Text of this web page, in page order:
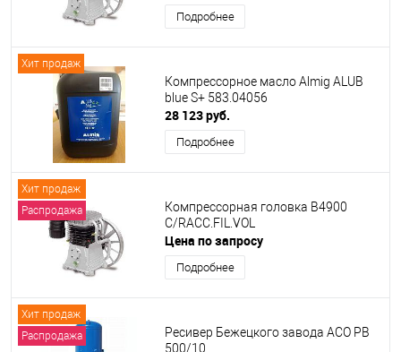
Подробнее
Хит продаж
Компрессорное масло Almig ALUB
blue S+ 583.04056
28 123 руб.
Подробнее
Хит продаж
Распродажа
Компрессорная головка B4900
C/RACC.FIL.VOL
Цена по запросу
Подробнее
Хит продаж
Распродажа
Ресивер Бежецкого завода АСО РВ
500/10